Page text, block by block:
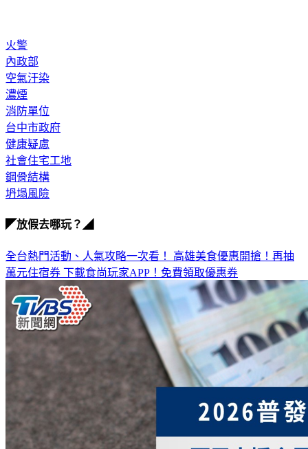
火警
內政部
空氣汙染
濃煙
消防單位
台中市政府
健康疑慮
社會住宅工地
鋼骨結構
全台熱門活動、人氣攻略一次看！高雄美食優惠開搶！再抽
萬元住宿券下載食尚玩家APP！免費領取優惠券